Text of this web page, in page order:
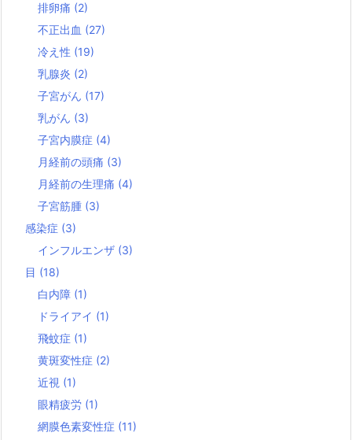
排卵痛 (2)
不正出血 (27)
冷え性 (19)
乳腺炎 (2)
子宮がん (17)
乳がん (3)
子宮内膜症 (4)
月経前の頭痛 (3)
月経前の生理痛 (4)
子宮筋腫 (3)
感染症 (3)
インフルエンザ (3)
目 (18)
白内障 (1)
ドライアイ (1)
飛蚊症 (1)
黄斑変性症 (2)
近視 (1)
眼精疲労 (1)
網膜色素変性症 (11)